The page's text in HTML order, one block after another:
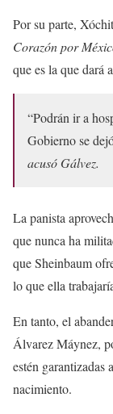
Por su parte,
Corazón por
que es la que dará
“Podrán ir a
Gobierno se
acusó Gálvez.
La panista
que nunca ha
que Sheinbaum
lo que ella
En tanto, el
Álvarez Máynez,
estén garantizadas
nacimiento.